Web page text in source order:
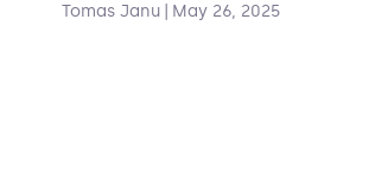
Tomas Janu May 26, 2025